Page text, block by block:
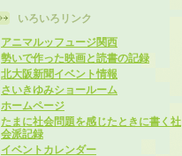
いろいろリンク
アニマルッフュージ関西
勢いで作った映画と読書の記録
北大阪新聞イベント情報
さいきゆみショールーム
ホームページ
たまに社会問題を感じたときに書く社
会派記録
イベントカレンダー